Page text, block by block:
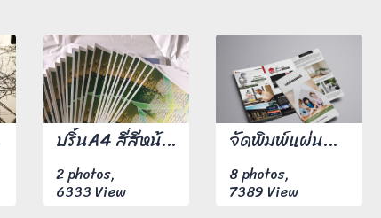
ปริ้นA4 สี่สีหน้าหลัง 100 แผ่น
2 photos,
6333 View
จัดพิมพ์แผ่นพับ ขนาด A4 พิมพ์ 4 สีหน้าหลังพร้อมพับจำนวน 500 แผ่น
8 photos,
7389 View